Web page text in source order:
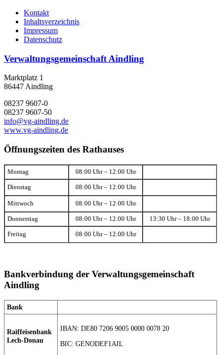
Kontakt
Inhaltsverzeichnis
Impressum
Datenschutz
Verwaltungsgemeinschaft Aindling
Marktplatz 1
86447 Aindling
08237 9607-0
08237 9607-50
info@vg-aindling.de
www.vg-aindling.de
Öffnungszeiten des Rathauses
Montag 08:00 Uhr – 12:00 Uhr
Dienstag 08:00 Uhr – 12:00 Uhr
Mittwoch 08:00 Uhr – 12:00 Uhr
Donnerstag 08:00 Uhr – 12:00 Uhr 13:30 Uhr – 18:00 Uhr
Freitag 08:00 Uhr – 12:00 Uhr
Bankverbindung der Verwaltungsgemeinschaft
Aindling
Bank
Raiffeisenbank
Lech-Donau
IBAN: DE80 7206 9005 0000 0078 20
BIC: GENODEF1AIL